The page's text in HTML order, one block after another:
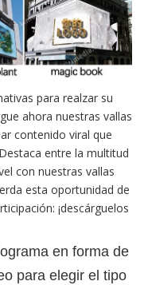
para realzar su
ahora nuestras vallas
contenido viral que
entre la multitud
con nuestras vallas
esta oportunidad de
¡descárguelos
en forma de
para elegir el tipo